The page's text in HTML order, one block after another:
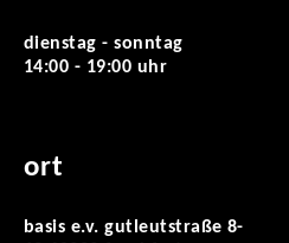
dienstag - sonntag
14:00 - 19:00 uhr
ort
basis e.v. gutleutstraße 8-